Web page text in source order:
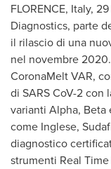
FLORENCE, Italy,
Diagnostics, parte
il rilascio di una
nel novembre
CoronaMelt VAR,
di SARS CoV-2
varianti Alpha,
come Inglese,
diagnostico
strumenti Real